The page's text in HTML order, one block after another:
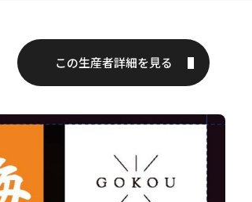
この生産者詳細を見る